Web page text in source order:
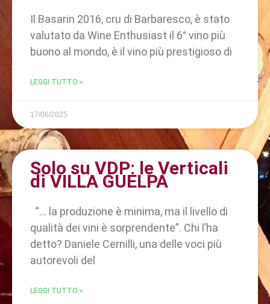
Il Basarin 2016, cru di Barbaresco, è stato
valutato da Wine Enthusiast il 6° vino più
buono al mondo, è il vino più prestigioso di
LEGGI TUTTO »
17/06/2025
Solo su VDP: le Verticali
di VILLA GUELPA
“… la produzione è minima, ma il livello di
qualità dei vini è sorprendente”. Chi l’ha
detto? Daniele Cernilli, una delle voci più
autorevoli del
LEGGI TUTTO »